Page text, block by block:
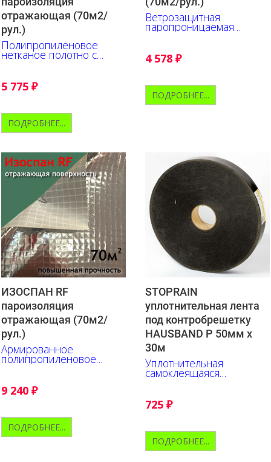
отражающая (70м2/
рул.)
Полипропиленовое
нетканое полотно с
пленкой
5 775 ₽
ПОДРОБНЕЕ...
Ветрозащитная
паропроницаемая
мембрана. (не для
4 578 ₽
ПОДРОБНЕЕ...
ИЗОСПАН RF
пароизоляция
отражающая (70м2/
рул.)
Армированное
полипропиленовое
полотно c
полипропиленовой
пленкой
9 240 ₽
ПОДРОБНЕЕ...
STOPRAIN
уплотнительная лента
под контробрешетку
HAUSBAND P 50мм х
30м
Уплотнительная
самоклеящаяся
односторонняя лента для
725 ₽
ПОДРОБНЕЕ...